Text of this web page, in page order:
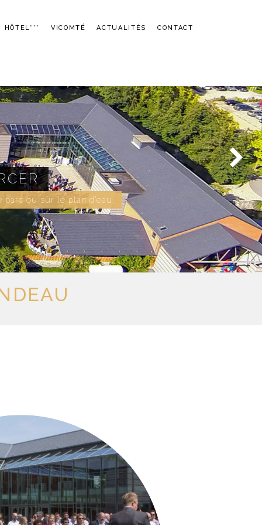
HÔTEL*** VICOMTÉ ACTUALITÉS CONTACT